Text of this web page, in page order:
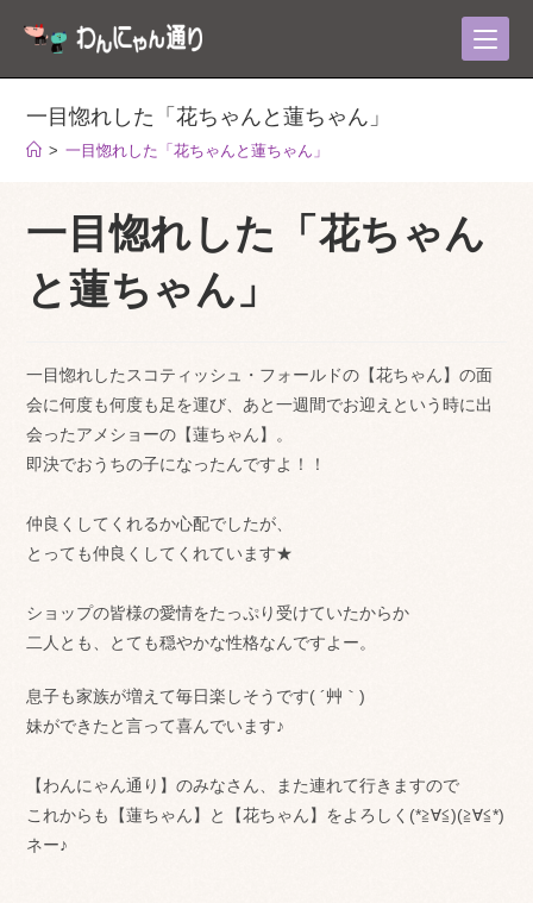
一目惚れした「花ちゃんと蓮ちゃん」
> 一目惚れした「花ちゃんと蓮ちゃん」
一目惚れした「花ちゃん
と蓮ちゃん」
一目惚れしたスコティッシュ・フォールドの【花ちゃん】の面
会に何度も何度も足を運び、あと一週間でお迎えという時に出
会ったアメショーの【蓮ちゃん】。
即決でおうちの子になったんですよ！！
仲良くしてくれるか心配でしたが、
とっても仲良くしてくれています★
ショップの皆様の愛情をたっぷり受けていたからか
二人とも、とても穏やかな性格なんですよー。
息子も家族が増えて毎日楽しそうです( ´艸｀)
妹ができたと言って喜んでいます♪
【わんにゃん通り】のみなさん、また連れて行きますので
これからも【蓮ちゃん】と【花ちゃん】をよろしく(*≧∀≦)(≧∀≦*)
ネー♪